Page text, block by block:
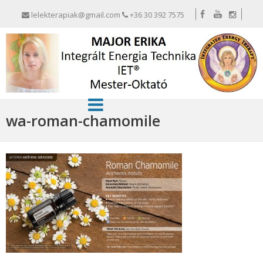
lelekterapiak@gmail.com +36 30 392 7575
wa-roman-chamomile